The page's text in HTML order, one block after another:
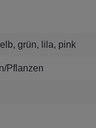
grün, lila, pink
Pflanzen